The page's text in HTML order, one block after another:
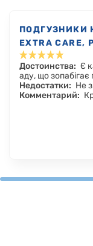
ПОДГУЗНИКИ
EXTRA CARE,
6-10 КГ, 40
Достоинства: Є
аду, що зопабігає
Недостатки: Не
Комментарий: